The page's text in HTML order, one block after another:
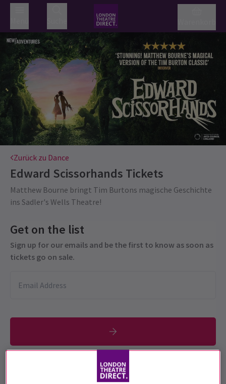
Zurück zu Dance
Edward Scissorhands Tickets
Matthew Bourne bringt Tim Burtons magische Geschichte
ins Sadler's Wells Theatre!
Get on the list
Sign up for our emails and be the first to know as soon as
tickets go on sale.